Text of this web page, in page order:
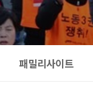
노동자료실
서식자료실
협약체결
제휴이벤트
패밀리사이트